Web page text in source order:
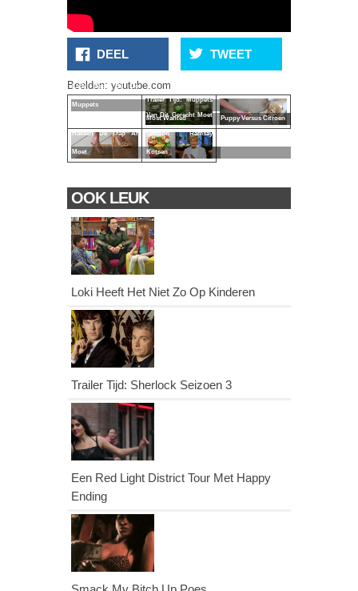
DEEL TWEET
Beelden: youtube.com
Lady Gaga Bij De
Muppets
Trailer Tijd: Muppets
Most Wanted Puppy Versus Citroen
Hakken De Trap Af
Moet
Van Dit Gerecht Moet
Gordon Ramsay
Kotsen
OOK LEUK
Loki Heeft Het Niet Zo Op Kinderen
Trailer Tijd: Sherlock Seizoen 3
Een Red Light District Tour Met Happy
Ending